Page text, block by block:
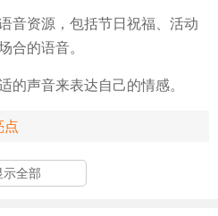
音资源，包括节日祝福、活动
合的语音。
的声音来表达自己的情感。
点
丰富的语音资源和便捷的操作
示全部